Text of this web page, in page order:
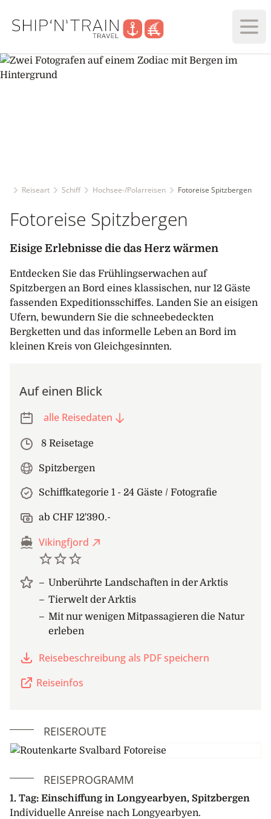
Reiseart Schiff Hochsee-/Polarreisen Fotoreise Spitzbergen
Fotoreise Spitzbergen
Eisige Erlebnisse die das Herz wärmen
Entdecken Sie das Frühlingserwachen auf
Spitzbergen an Bord eines klassischen, nur 12 Gäste
fassenden Expeditionsschiffes. Landen Sie an eisigen
Ufern, bewundern Sie die schneebedeckten
Bergketten und das informelle Leben an Bord im
kleinen Kreis von Gleichgesinnten.
Auf einen Blick
alle Reisedaten
8 Reisetage
Spitzbergen
Schiffkategorie 1 - 24 Gäste / Fotografie
ab CHF 12'390.-
Vikingfjord
Unberührte Landschaften in der Arktis
Tierwelt der Arktis
Mit nur wenigen Mitpassagieren die Natur
erleben
Reisebeschreibung als PDF speichern
Reiseinfos
REISEROUTE
REISEPROGRAMM
1. Tag: Einschiffung in Longyearbyen, Spitzbergen
Individuelle Anreise nach Longyearbyen.